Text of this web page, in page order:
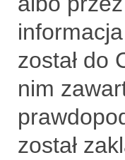
został do
nim
został